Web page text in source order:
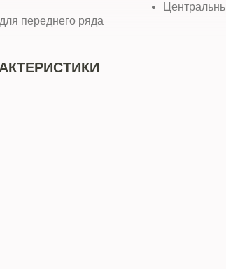
переднего ряда